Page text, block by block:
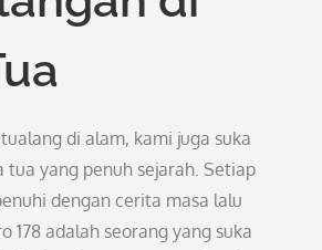
di alam, kami juga suka
tua yang penuh sejarah. Setiap
dengan cerita masa lalu
178 adalah seorang yang suka